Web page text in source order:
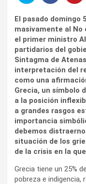
El pasado domingo
masivamente al No
el primer ministro
partidarios del
Sintagma de
interpretación del
como una
Grecia, un símbolo
a la posición
a grandes rasgos
importancia
debemos
situación de los
de la crisis en la
Grecia tiene un 25%
pobreza e indigencia,